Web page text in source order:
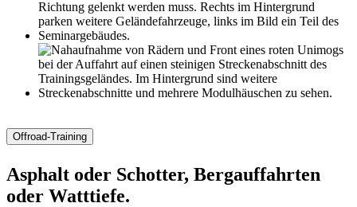
Offroad-Training
Asphalt oder Schotter, Bergauffahrten
oder Watttiefe.